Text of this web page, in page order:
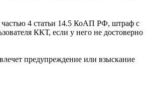
частью 4 статьи 14.5 КоАП РФ, штраф с
ККТ, если у него не достоверно
предупреждение или взыскание